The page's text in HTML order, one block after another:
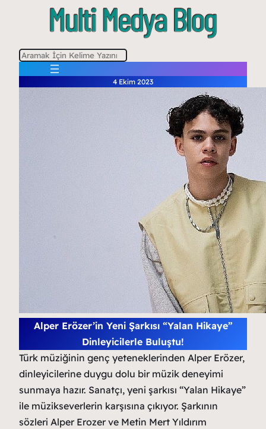
A
a
4 Ekim 2023
Alper Erözer’in Yeni Şarkısı “Yalan Hikaye”
Dinleyicilerle Buluştu!
Türk müziğinin genç yeteneklerinden Alper Erözer,
dinleyicilerine duygu dolu bir müzik deneyimi
sunmaya hazır. Sanatçı, yeni şarkısı “Yalan Hikaye”
ile müzikseverlerin karşısına çıkıyor. Şarkının
sözleri Alper Erozer ve Metin Mert Yıldırım